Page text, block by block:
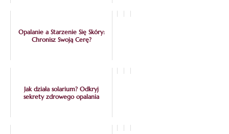
Opalanie a Starzenie Się Skóry:
Chronisz Swoją Cerę?
Jak działa solarium? Odkryj
sekrety zdrowego opalania